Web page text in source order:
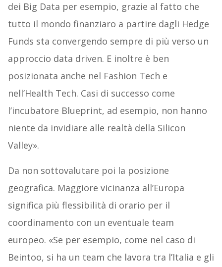
dei Big Data per esempio, grazie al fatto che
tutto il mondo finanziaro a partire dagli Hedge
Funds sta convergendo sempre di più verso un
approccio data driven. E inoltre è ben
posizionata anche nel Fashion Tech e
nell’Health Tech. Casi di successo come
l’incubatore Blueprint, ad esempio, non hanno
niente da invidiare alle realtà della Silicon
Valley».
Da non sottovalutare poi la posizione
geografica. Maggiore vicinanza all’Europa
significa più flessibilità di orario per il
coordinamento con un eventuale team
europeo. «Se per esempio, come nel caso di
Beintoo, si ha un team che lavora tra l’Italia e gli